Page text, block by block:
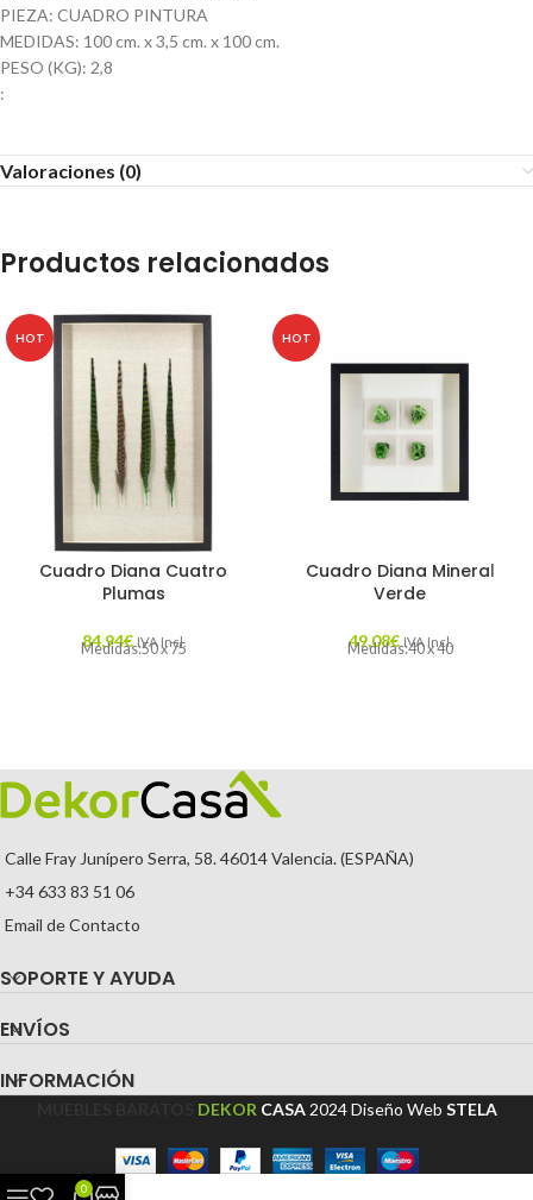
PIEZA: CUADRO PINTURA
MEDIDAS: 100 cm. x 3,5 cm. x 100 cm.
PESO (KG): 2,8
:
Valoraciones (0)
Productos relacionados
HOT
Cuadro Diana Cuatro
Plumas
84,94€ IVA Incl.
Medidas:50 x 75
HOT
Cuadro Diana Mineral
Verde
49,08€ IVA Incl.
Medidas:40 x 40
Calle Fray Junípero Serra, 58. 46014 Valencia. (ESPAÑA)
+34 633 83 51 06
Email de Contacto
SOPORTE Y AYUDA
ENVÍOS
INFORMACIÓN
DEKOR CASA 2024Diseño Web STELA
0